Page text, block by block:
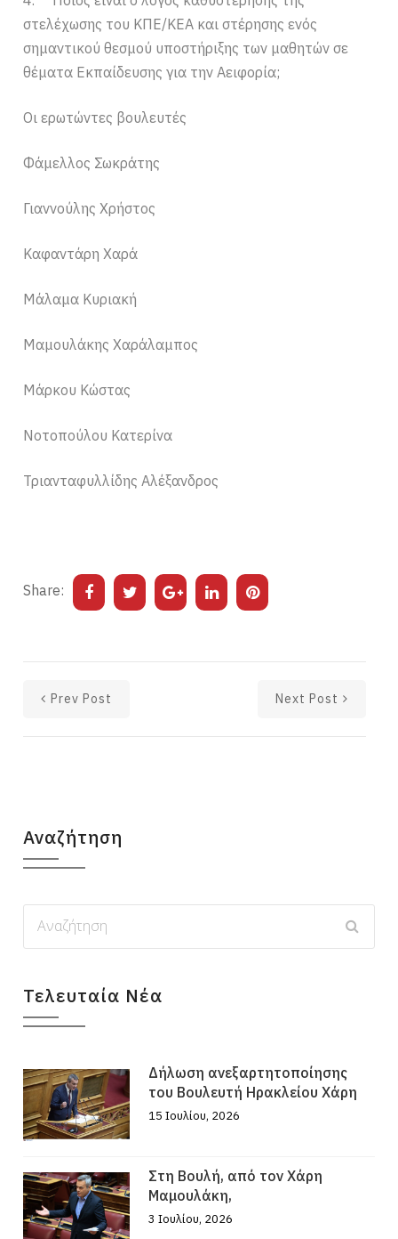
στελέχωσης του ΚΠΕ/ΚΕΑ και στέρησης ενός
σημαντικού θεσμού υποστήριξης των μαθητών σε
θέματα Εκπαίδευσης για την Αειφορία;
Οι ερωτώντες βουλευτές
Φάμελλος Σωκράτης
Γιαννούλης Χρήστος
Καφαντάρη Χαρά
Μάλαμα Κυριακή
Μαμουλάκης Χαράλαμπος
Μάρκου Κώστας
Νοτοπούλου Κατερίνα
Τριανταφυλλίδης Αλέξανδρος
Share:
Prev Post Next Post
Αναζήτηση
Τελευταία Νέα
Δήλωση ανεξαρτητοποίησης
του Βουλευτή Ηρακλείου Χάρη
15 Ιουλίου, 2026
Στη Βουλή, από τον Χάρη
Μαμουλάκη,
3 Ιουλίου, 2026